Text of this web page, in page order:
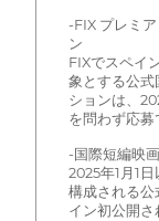
-FIX プレミ
ン
FIXでスペイ
象とする公式
ションは、
を問わず応募
-国際短編映
2025年1月1
構成される公
イン初公開さ